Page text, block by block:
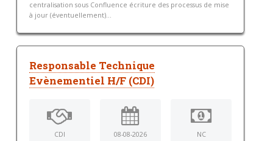
centralisation sous Confluence écriture des processus de mise
à jour (éventuellement)...
Responsable Technique
Evènementiel H/F (CDI)
CDI 08-08-2026 NC